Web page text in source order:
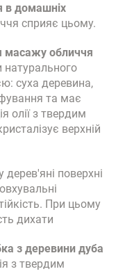
в домашніх
сприяє цьому.
масажу обличчя
натурального
суха деревина,
та має
олії з твердим
верхній
дерев'яні поверхні
При цьому
дихати
з деревини дуба
з твердим